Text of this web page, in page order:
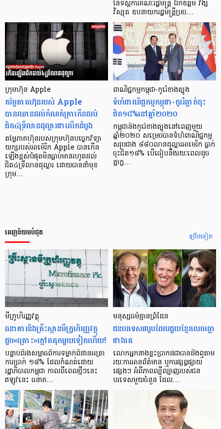
នៃទីស្តីការគណៈរដ្ឋមន្ត្រី ឯកឧត្តម វង្សី
វិស្សុត ឧបនាយករដ្ឋមន្ដ្រីប្រច…
ក្រុមហ៊ុន Apple
តម្លៃភាគហ៊ុនរបស់ Apple
បានឈានដល់កំណត់ត្រាកើនដល់
ជិត៤ទ្រីលានដុល្លារជាលើកដំបូង
តម្លៃភាគហ៊ុនរបស់ក្រុមហ៊ុនបច្ចេកវិទ្យា
យក្សរបស់អាម៉េរិក Apple បានកើន
ឡើងខ្ពស់បំផុតមិនធ្លាប់មានរហូតដល់
ជិត៤ទ្រីលានដុល្លារ ដោយបាននាំមុខ
ក្រុម…
ពាណិជ្ជកម្មកម្ពុជា-កូរ៉េខាងត្បូង
ទំហំពាណិជ្ជកម្មកម្ពុជា-កូរ៉េធ្លាក់ចុះ
ជិត១៨%នៅឆ្នាំ២០២០
កម្ពុជានិងកូរ៉េខាងត្បូងនៅពេញមួយ
ឆ្នាំ២០២០ សម្រេចបានទំហំពាណិជ្ជកម្ម
សរុបជាង ៨៨០លានដុល្លារអាមេរិក ធ្លាក់
ចុះជិត១៨% បើធៀបនឹងរយៈពេលដូច
គ្នាក្ន…
ច្រើនទៀត
ពេញនិយមបំផុត
មីក្រូ​ហិរញ្ញវត្ថុ
ធនាគារ​និង​គ្រឹះស្ថាន​មីក្រូ​ហិរញ្ញវត្ថុ​
ជួប«គ្រោះ»ក្តៅ​គគុក​មួយ​ទៀត​ហើយ!
បន្ទាប់​ពី​រង​សម្ពាធ​​ពី​ការ​ទម្លាក់​ពិដាន​អត្រា​
ការ​ប្រាក់ ១៨​% ដែល​កំណត់​ដោយ​
រដ្ឋាភិបាល​កម្ពុជា កាល​ពី​ពេល​ថ្មីៗ​នេះ
ឥឡូវ​នេះ ធនាគ…
មនុស្ស​ធម៌​គ្មាន​ព្រំដែន
ជន​បរទេស​៣​រូប​ដែល​ជួយ​ខ្មែរ​លេច​ធ្លោ​
ជាង​គេ
លោកអ្នក​នាង​ខ្លះ​ប្រាកដ​ជា​បាន​​ដឹង​ឮ​តាម​
រយៈ​ការ​អាន​ព័ត៌មាន ឬ​ការ​ផ្សព្វផ្សាយ​
ផ្សេងៗ អំពី​ភាព​ល្បីល្បាញ​របស់​ជន​
បរទេស​មួយ​ចំនួន ដែល…